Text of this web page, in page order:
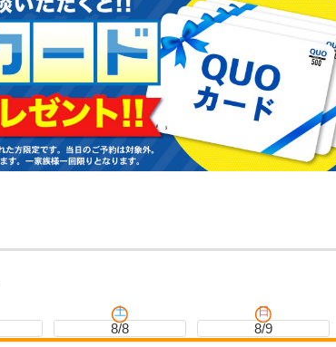
土
8/8
日
8/9